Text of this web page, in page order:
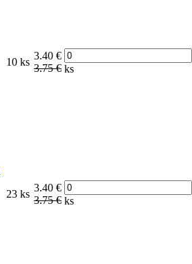
10 ks
3.40 €
3.75 € ks
23 ks
3.40 €
3.75 € ks